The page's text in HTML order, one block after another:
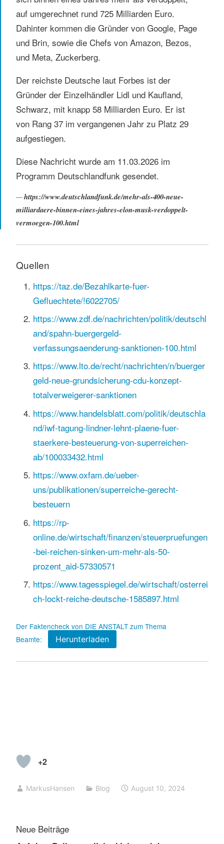
auf umgerechnet rund 725 Milliarden Euro.
Dahinter kommen die Gründer von Google, Page
und Brin, sowie die Chefs von Amazon, Bezos,
und Meta, Zuckerberg.
Der reichste Deutsche laut Forbes ist der
Gründer der Einzelhändler Lidl und Kaufland,
Schwarz, mit knapp 58 Milliarden Euro. Er ist
von Rang 37 im vergangenen Jahr zu Platz 29
aufgestiegen.
Diese Nachricht wurde am 11.03.2026 im
Programm Deutschlandfunk gesendet.
https://www.deutschlandfunk.de/mehr-als-400-neue-
milliardaere-binnen-eines-jahres-elon-musk-verdoppelt-
vermoegen-100.html
Quellen
https://taz.de/Bezahlkarte-fuer-
Gefluechtete/!6022705/
https://www.zdf.de/nachrichten/politik/deutschl
and/spahn-buergergeld-
verfassungsaenderung-sanktionen-100.html
https://www.lto.de/recht/nachrichten/n/buerger
geld-neue-grundsicherung-cdu-konzept-
totalverweigerer-sanktionen
https://www.handelsblatt.com/politik/deutschla
nd/iwf-tagung-lindner-lehnt-plaene-fuer-
staerkere-besteuerung-von-superreichen-
ab/100033432.html
https://www.oxfam.de/ueber-
uns/publikationen/superreiche-gerecht-
besteuern
https://rp-
online.de/wirtschaft/finanzen/steuerpruefungen
-bei-reichen-sinken-um-mehr-als-50-
prozent_aid-57330571
https://www.tagesspiegel.de/wirtschaft/osterrei
ch-lockt-reiche-deutsche-1585897.html
Der Faktencheck von DIE ANSTALT zum Thema
Beamte:
Herunterladen
+2
MarkusHansen Blog August 10, 2024
Neue Beiträge